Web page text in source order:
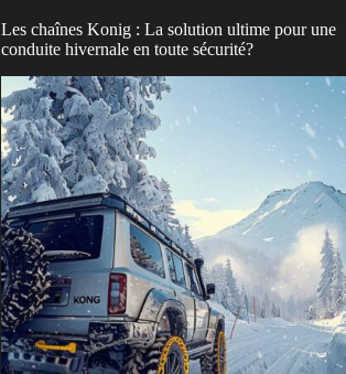
Les chaînes Konig : La solution ultime pour une
conduite hivernale en toute sécurité?